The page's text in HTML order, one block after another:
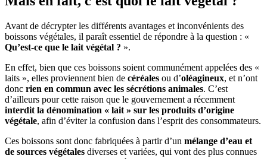
Avant de décrypter les différents avantages et inconvénients des
boissons végétales, il paraît essentiel de répondre à la question : «
Qu’est-ce que le lait végétal ? ».
En effet, bien que ces boissons soient communément appelées des «
laits », elles proviennent bien de céréales ou d’oléagineux, et n’ont
donc rien en commun avec les sécrétions animales. C’est
d’ailleurs pour cette raison que le gouvernement a récemment
interdit la dénomination « lait » sur les produits d’origine
végétale, afin d’éviter la confusion dans l’esprit des consommateurs.
Ces boissons sont donc fabriquées à partir d’un mélange d’eau et
de sources végétales diverses et variées, qui vont des plus connues